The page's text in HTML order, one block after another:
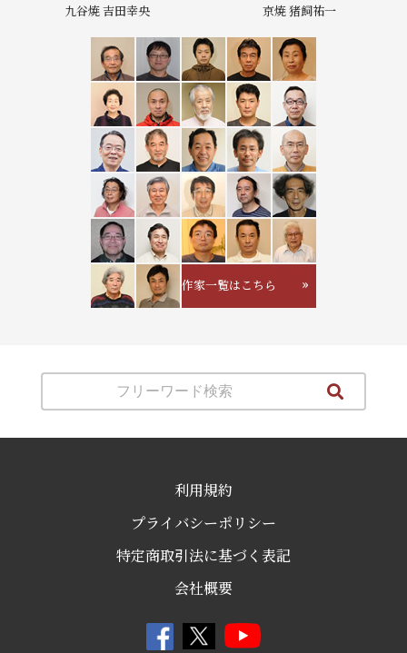
九谷焼 吉田幸央 京焼 猪飼祐一
作家一覧はこちら
利用規約
プライバシーポリシー
特定商取引法に基づく表記
会社概要